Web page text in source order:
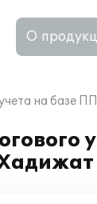
О
учета на